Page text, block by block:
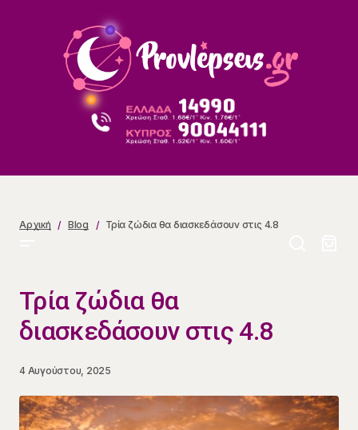
Αρχική Blog Τρία ζώδια θα διασκεδάσουν στις 4.8
Τρία ζώδια θα
διασκεδάσουν στις 4.8
4 Αυγούστου, 2025